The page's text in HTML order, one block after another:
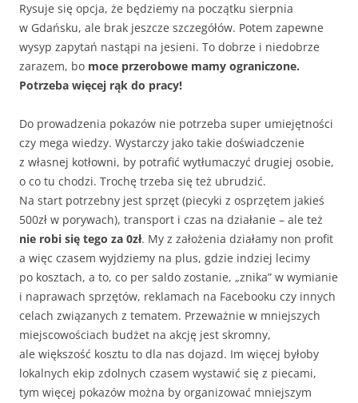
Rysuje się opcja, że będziemy na początku sierpnia
w Gdańsku, ale brak jeszcze szczegółów. Potem zapewne
wysyp zapytań nastąpi na jesieni. To dobrze i niedobrze
zarazem, bo moce przerobowe mamy ograniczone.
Potrzeba więcej rąk do pracy!
Do prowadzenia pokazów nie potrzeba super umiejętności
czy mega wiedzy. Wystarczy jako takie doświadczenie
z własnej kotłowni, by potrafić wytłumaczyć drugiej osobie,
o co tu chodzi. Trochę trzeba się też ubrudzić.
Na start potrzebny jest sprzęt (piecyki z osprzętem jakieś
500zł w porywach), transport i czas na działanie – ale też
nie robi się tego za 0zł. My z założenia działamy non profit
a więc czasem wyjdziemy na plus, gdzie indziej lecimy
po kosztach, a to, co per saldo zostanie, „znika” w wymianie
i naprawach sprzętów, reklamach na Facebooku czy innych
celach związanych z tematem. Przeważnie w mniejszych
miejscowościach budżet na akcję jest skromny,
ale większość kosztu to dla nas dojazd. Im więcej byłoby
lokalnych ekip zdolnych czasem wystawić się z piecami,
tym więcej pokazów można by organizować mniejszym